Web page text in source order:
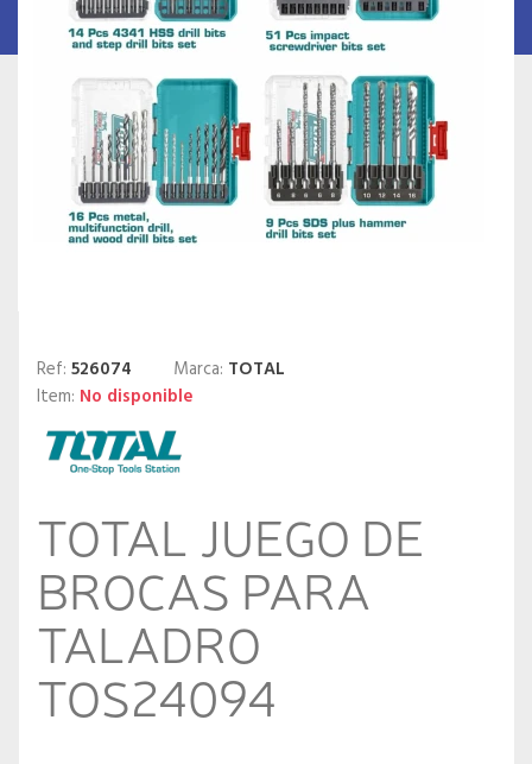
Ref: 526074 Marca: TOTAL
Item: No disponible
TOTAL JUEGO DE
BROCAS PARA
TALADRO
TOS24094